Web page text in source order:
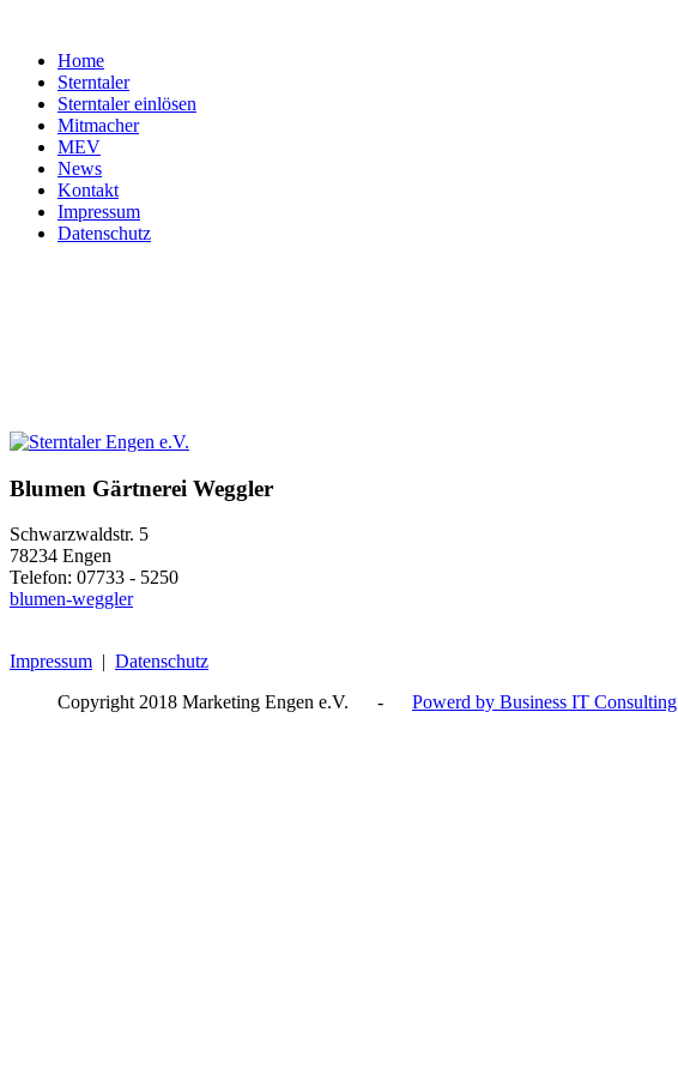
Home
Sterntaler
Sterntaler einlösen
Mitmacher
MEV
News
Kontakt
Impressum
Datenschutz
Blumen Gärtnerei Weggler
Schwarzwaldstr. 5
78234 Engen
Telefon: 07733 - 5250
blumen-weggler
Impressum | Datenschutz
Copyright 2018 Marketing Engen e.V. - Powerd by Business IT Consulting